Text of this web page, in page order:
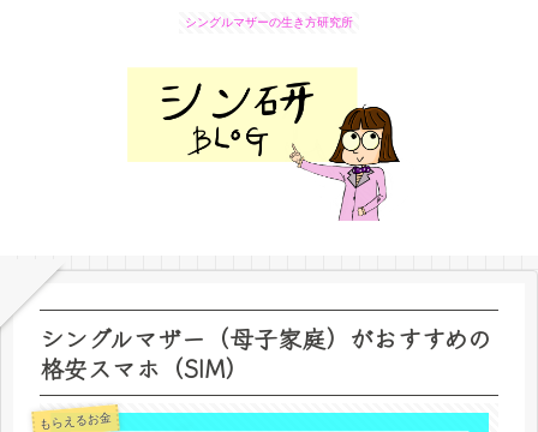
シングルマザーの生き方研究所
シングルマザー（母子家庭）がおすすめの
格安スマホ（SIM）
もらえるお金